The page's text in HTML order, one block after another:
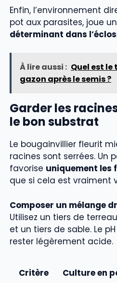
Enfin, l’environnement
pot aux parasites, joue un
déterminant dans
À lire aussi : Quel est le
gazon après le semis ?
Garder les
le bon substrat
Le bougainvillier fleurit
racines sont serrées. Un
favorise uniquement les
que si cela est vraiment
Composer un mélange
Utilisez un tiers de
et un tiers de sable. Le
rester légèrement acide.
Critère Culture en